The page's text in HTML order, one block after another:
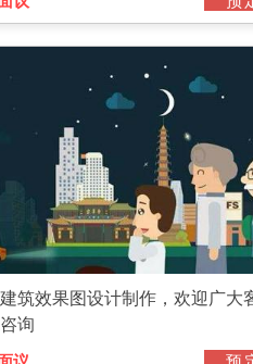
筑效果图设计制作，欢迎广大
询